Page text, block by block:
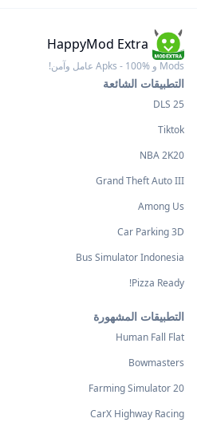
HappyMod Extra
Mods و Apks - 100% عامل وآمن!
التطبيقات الشائعة
DLS 25
Tiktok
NBA 2K20
Grand Theft Auto III
Among Us
Car Parking 3D
Bus Simulator Indonesia
Pizza Ready!
التطبيقات المشهورة
Human Fall Flat
Bowmasters
Farming Simulator 20
CarX Highway Racing